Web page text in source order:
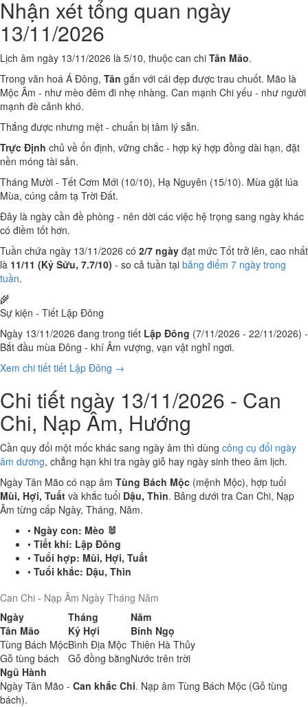
Nhận xét tổng quan ngày
13/11/2026
Lịch âm ngày 13/11/2026 là 5/10, thuộc can chi Tân Mão.
Trong văn hoá Á Đông, Tân gắn với cái đẹp được trau chuốt. Mão là
Mộc Âm - như mèo đêm đi nhẹ nhàng. Can mạnh Chi yếu - như người
mạnh đè cảnh khó.
Thắng được nhưng mệt - chuẩn bị tâm lý sẵn.
Trực Định chủ về ổn định, vững chắc - hợp ký hợp đồng dài hạn, đặt
nền móng tài sản.
Tháng Mười - Tết Cơm Mới (10/10), Hạ Nguyên (15/10). Mùa gặt lúa
Mùa, cúng cảm tạ Trời Đất.
Đây là ngày cần đề phòng - nên dời các việc hệ trọng sang ngày khác
có điềm tốt hơn.
Tuần chứa ngày 13/11/2026 có 2/7 ngày đạt mức Tốt trở lên, cao nhất
là 11/11 (Kỷ Sửu, 7.7/10) - so cả tuần tại bảng điểm 7 ngày trong
tuần.
🌾
Sự kiện - Tiết Lập Đông
Ngày 13/11/2026 đang trong tiết Lập Đông (7/11/2026 - 22/11/2026) -
Bắt đầu mùa Đông - khí Âm vượng, vạn vật nghỉ ngơi.
Xem chi tiết tiết Lập Đông →
Chi tiết ngày 13/11/2026 - Can
Chi, Nạp Âm, Hướng
Cần quy đổi một mốc khác sang ngày âm thì dùng công cụ đổi ngày
âm dương, chẳng hạn khi tra ngày giỗ hay ngày sinh theo âm lịch.
Ngày Tân Mão có nạp âm Tùng Bách Mộc (mệnh Mộc), hợp tuổi
Mùi, Hợi, Tuất và khắc tuổi Dậu, Thìn. Bảng dưới tra Can Chi, Nạp
Âm từng cấp Ngày, Tháng, Năm.
• Ngày con: Mèo 🐰
• Tiết khí: Lập Đông
• Tuổi hợp: Mùi, Hợi, Tuất
• Tuổi khắc: Dậu, Thìn
Can Chi - Nạp Âm Ngày Tháng Năm
Ngày
Tháng
Năm
Tân Mão
Kỷ Hợi
Bính Ngọ
Tùng Bách MộcBình Địa Mộc Thiên Hà Thủy
Gỗ tùng bách
Gỗ đồng bằngNước trên trời
Ngũ Hành
Ngày Tân Mão - Can khắc Chi. Nạp âm Tùng Bách Mộc (Gỗ tùng
bách).